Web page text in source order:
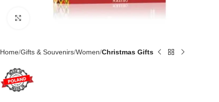
Home Gifts & Souvenirs Women Christmas Gifts